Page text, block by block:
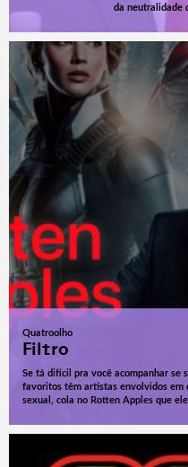
da neutralidade
Quatroolho
Filtro
Se tá difícil pra você acompanhar se
favoritos têm artistas envolvidos em
sexual, cola no Rotten Apples que